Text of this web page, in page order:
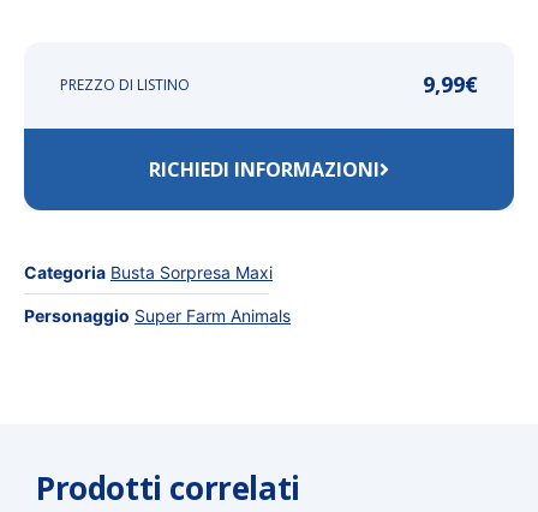
PREZZO DI LISTINO 9,99€
RICHIEDI INFORMAZIONI
Categoria Busta Sorpresa Maxi
Personaggio Super Farm Animals
Prodotti correlati